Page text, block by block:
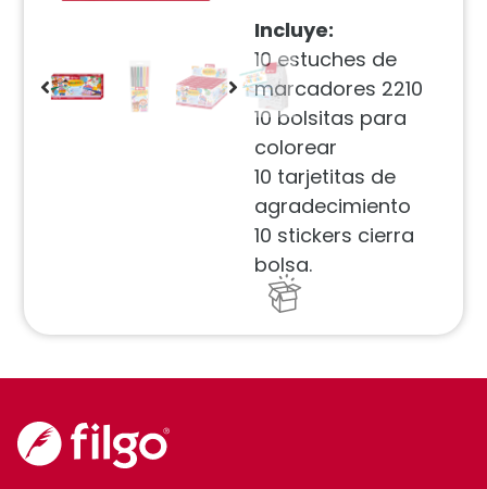
Incluye:
10 estuches de
marcadores 2210
10 bolsitas para
colorear
10 tarjetitas de
agradecimiento
10 stickers cierra
bolsa.